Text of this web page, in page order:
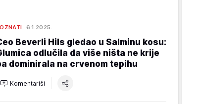
6.1.2025.
Beverli Hils gledao u Salminu kosu:
odlučila da više ništa ne krije
dominirala na crvenom tepihu
Komentariši